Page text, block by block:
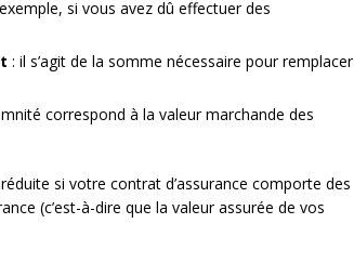
si vous avez dû effectuer des
: il s’agit de la somme nécessaire pour remplacer
correspond à la valeur marchande des
si votre contrat d’assurance comporte des
(c’est-à-dire que la valeur assurée de vos